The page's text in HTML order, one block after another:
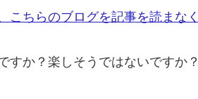
こちらのブログを記事を読まな
すか？楽しそうではないですか？